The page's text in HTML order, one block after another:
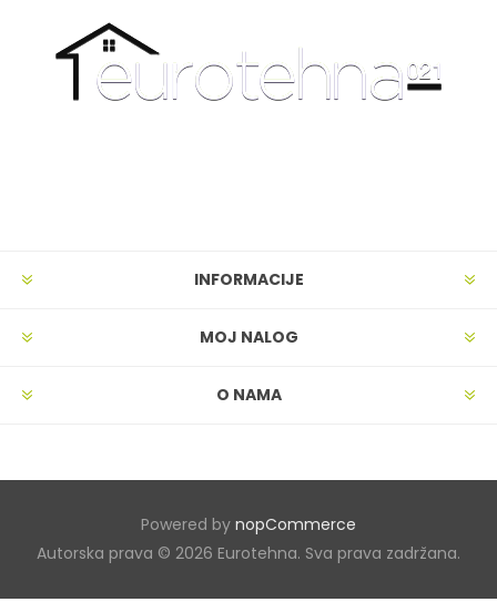
INFORMACIJE
MOJ NALOG
O NAMA
Powered by nopCommerce
Autorska prava © 2026 Eurotehna. Sva prava zadržana.